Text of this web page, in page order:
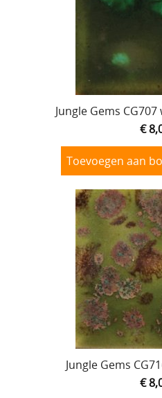
Jungle Gems
€
Toevoegen aan
Jungle Gems
€